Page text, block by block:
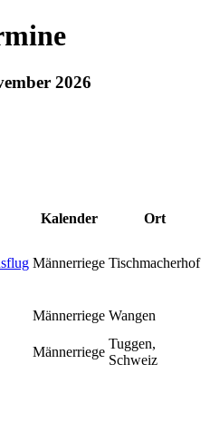
2026
Kalender
Ort
Männerriege Tischmacherhof
Männerriege Wangen
Männerriege
Tuggen,
Schweiz